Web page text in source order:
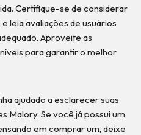
Certifique-se de considerar
leia avaliações de usuários
Aproveite as
para garantir o melhor
ajudado a esclarecer suas
Malory. Se você já possui um
em comprar um, deixe